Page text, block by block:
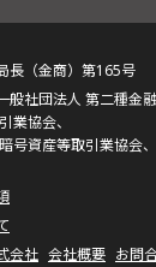
長（金商）第165号
般社団法人 第二種金
業協会、
号資産等取引業協会
会社 会社概要 お問